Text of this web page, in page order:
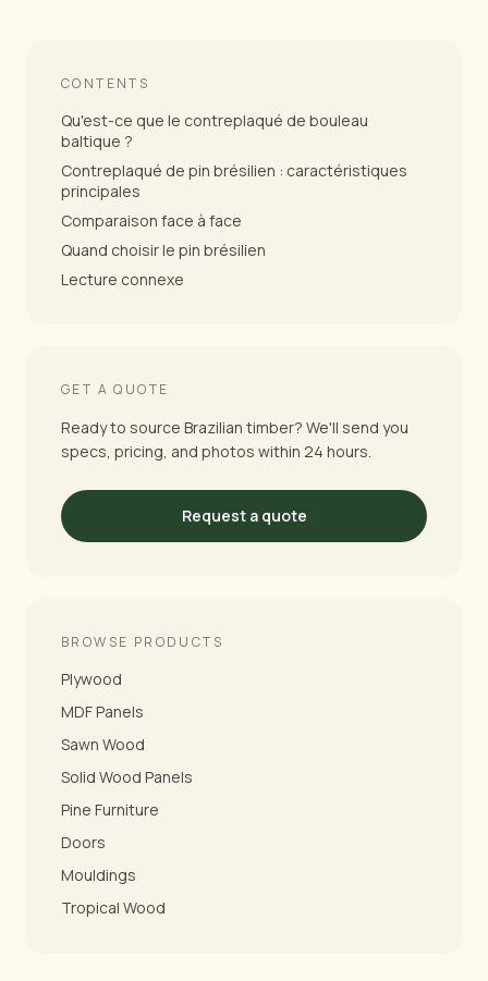
CONTENTS
Qu'est-ce que le contreplaqué de bouleau
baltique ?
Contreplaqué de pin brésilien : caractéristiques
principales
Comparaison face à face
Quand choisir le pin brésilien
Lecture connexe
GET A QUOTE
Ready to source Brazilian timber? We'll send you
specs, pricing, and photos within 24 hours.
Request a quote
BROWSE PRODUCTS
Plywood
MDF Panels
Sawn Wood
Solid Wood Panels
Pine Furniture
Doors
Mouldings
Tropical Wood